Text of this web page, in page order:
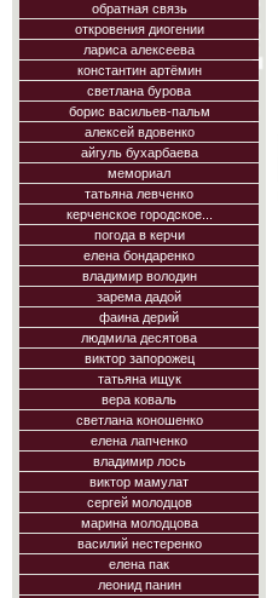
обратная связь
откровения диогении
лариса алексеева
константин артёмин
светлана бурова
борис васильев-пальм
алексей вдовенко
айгуль бухарбаева
мемориал
татьяна левченко
керченское городское...
погода в керчи
елена бондаренко
владимир володин
зарема дадой
фаина дерий
людмила десятова
виктор запорожец
татьяна ищук
вера коваль
светлана коношенко
елена лапченко
владимир лось
виктор мамулат
сергей молодцов
марина молодцова
василий нестеренко
елена пак
леонид панин